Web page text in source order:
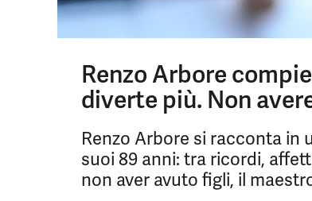
Renzo Arbore
diverte più. Non
Renzo Arbore si racconta in
suoi 89 anni: tra ricordi,
non aver avuto figli, il